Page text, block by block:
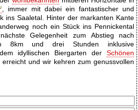
, immer mit dabei ein fantastischer und
ins Saaletal. Hinter der markanten Kante
noch ein Stück ins Pennickental
Gelegenheit zum Abstieg nach
8km und drei Stunden inklusive
idyllischen Biergarten der Schönen
erreicht und wir kehren zum genussvollen